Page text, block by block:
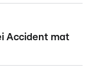
Accident mat